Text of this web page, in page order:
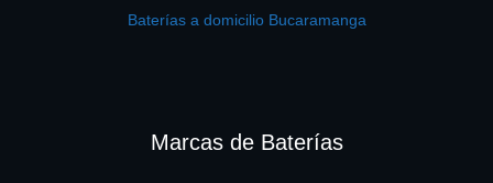
Baterías a domicilio Bucaramanga
Marcas de Baterías